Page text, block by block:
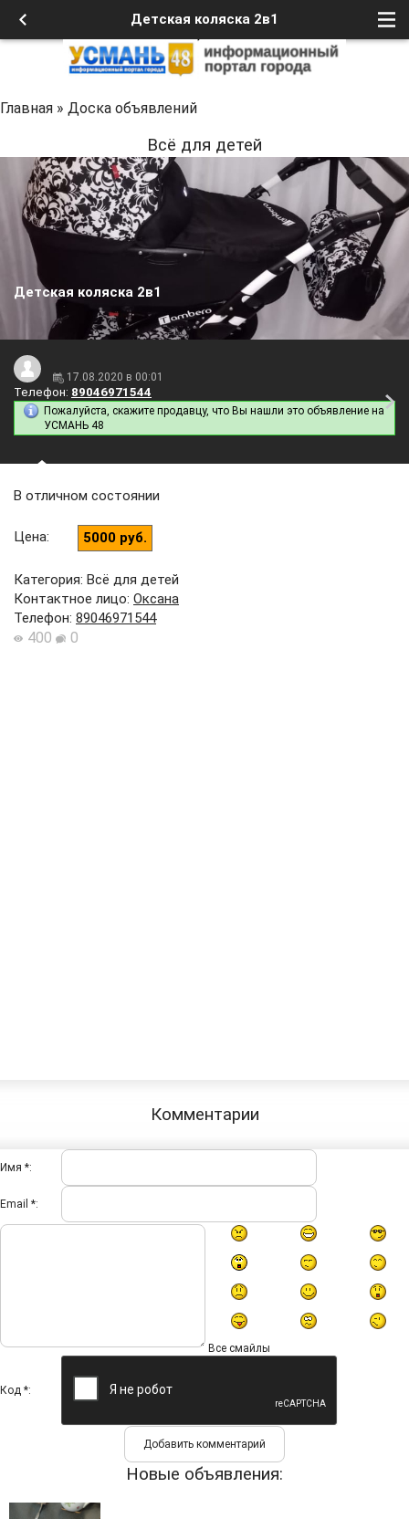
Детская коляска 2в1
Главная » Доска объявлений
Всё для детей
Детская коляска 2в1
17.08.2020 в 00:01
Телефон: 89046971544
Пожалуйста, скажите продавцу, что Вы нашли это объявление на
УСМАНЬ 48
В отличном состоянии
Цена: 5000 руб.
Категория: Всё для детей
Контактное лицо: Оксана
Телефон: 89046971544
400 0
Комментарии
Имя *:
Email *:
Все смайлы
Код *:
Новые объявления: